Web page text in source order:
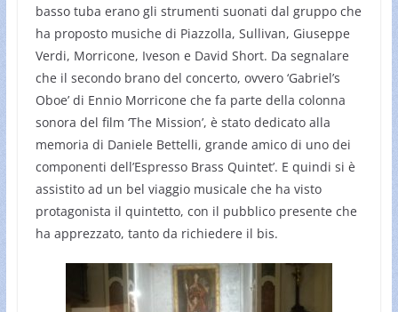
basso tuba erano gli strumenti suonati dal gruppo che
ha proposto musiche di Piazzolla, Sullivan, Giuseppe
Verdi, Morricone, Iveson e David Short. Da segnalare
che il secondo brano del concerto, ovvero ‘Gabriel’s
Oboe’ di Ennio Morricone che fa parte della colonna
sonora del film ‘The Mission’, è stato dedicato alla
memoria di Daniele Bettelli, grande amico di uno dei
componenti dell’Espresso Brass Quintet’. E quindi si è
assistito ad un bel viaggio musicale che ha visto
protagonista il quintetto, con il pubblico presente che
ha apprezzato, tanto da richiedere il bis.